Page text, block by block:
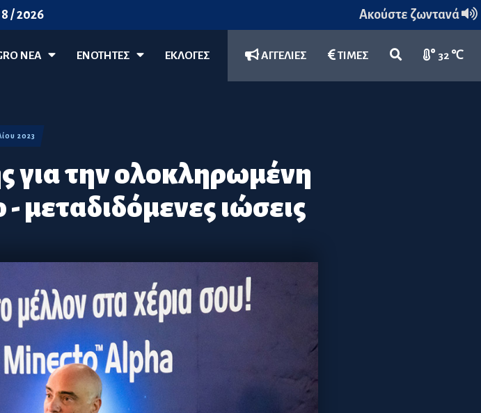
8 / 2026 Ακούστε ζωντανά
ΝΈΑ ΕΝΟΤΗΤΕΣ ΕΚΛΟΓΕΣ ΑΓΓΕΛΙΕΣ ΤΙΜΕΣ 32 ℃
την ολοκληρωμένη
μεταδιδόμενες ιώσεις
2023